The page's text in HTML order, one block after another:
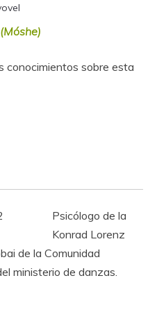
conocimientos sobre esta
Psicólogo de la
Konrad Lorenz
de la Comunidad
ministerio de danzas.